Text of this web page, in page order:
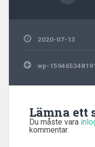
2020-07-13
Inläggsnavigering
wp-
Lämna ett
Du måste vara
kommentar.